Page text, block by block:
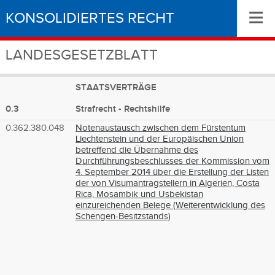
KONSOLIDIERTES RECHT
LANDESGESETZBLATT
≡
STAATSVERTRÄGE
0.3
Strafrecht - Rechtshilfe
0.362.380.048
Notenaustausch zwischen dem Fürstentum
Liechtenstein und der Europäischen Union
betreffend die Übernahme des
Durchführungsbeschlusses der Kommission vom
4. September 2014 über die Erstellung der Listen
der von Visumantragstellern in Algerien, Costa
Rica, Mosambik und Usbekistan
einzureichenden Belege (Weiterentwicklung des
Schengen-Besitzstands)